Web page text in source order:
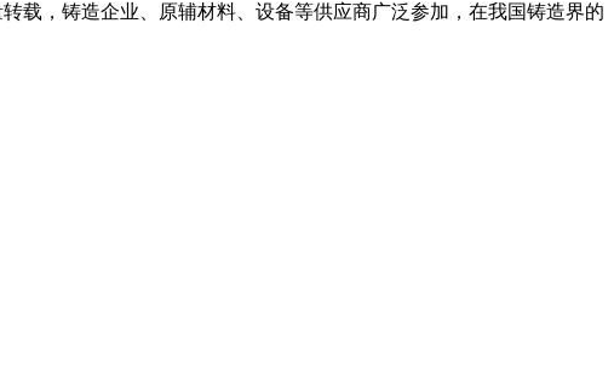
载，铸造企业、原辅材料、设备等供应商广泛参加，在我国铸造界的